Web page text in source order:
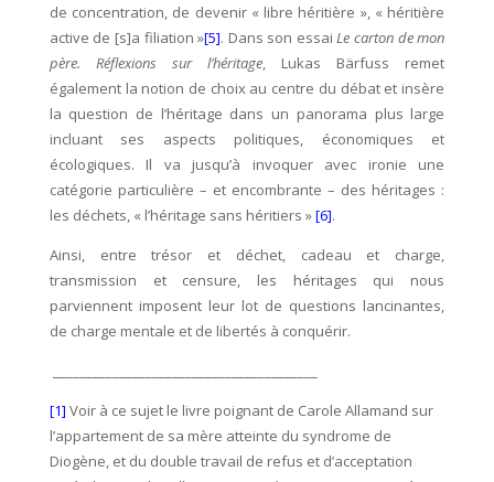
de concentration, de devenir « libre héritière », « héritière
active de [s]a filiation »[5]. Dans son essaiLe carton de mon
père. Réflexions sur l’héritage, Lukas Bärfuss remet
également la notion de choix au centre du débat et insère
la question de l’héritage dans un panorama plus large
incluant ses aspects politiques, économiques et
écologiques. Il va jusqu’à invoquer avec ironie une
catégorie particulière – et encombrante – des héritages :
les déchets, « l’héritage sans héritiers »[6].
Ainsi, entre trésor et déchet, cadeau et charge,
transmission et censure, les héritages qui nous
parviennent imposent leur lot de questions lancinantes,
de charge mentale et de libertés à conquérir.
[1] Voir à ce sujet le livre poignant de Carole Allamand sur
l’appartement de sa mère atteinte du syndrome de
Diogène, et du double travail de refus et d’acceptation